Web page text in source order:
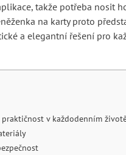
takže potřeba nosit
na karty proto
a elegantní řešení pro
v každodenním